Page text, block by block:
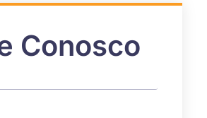
Conosco